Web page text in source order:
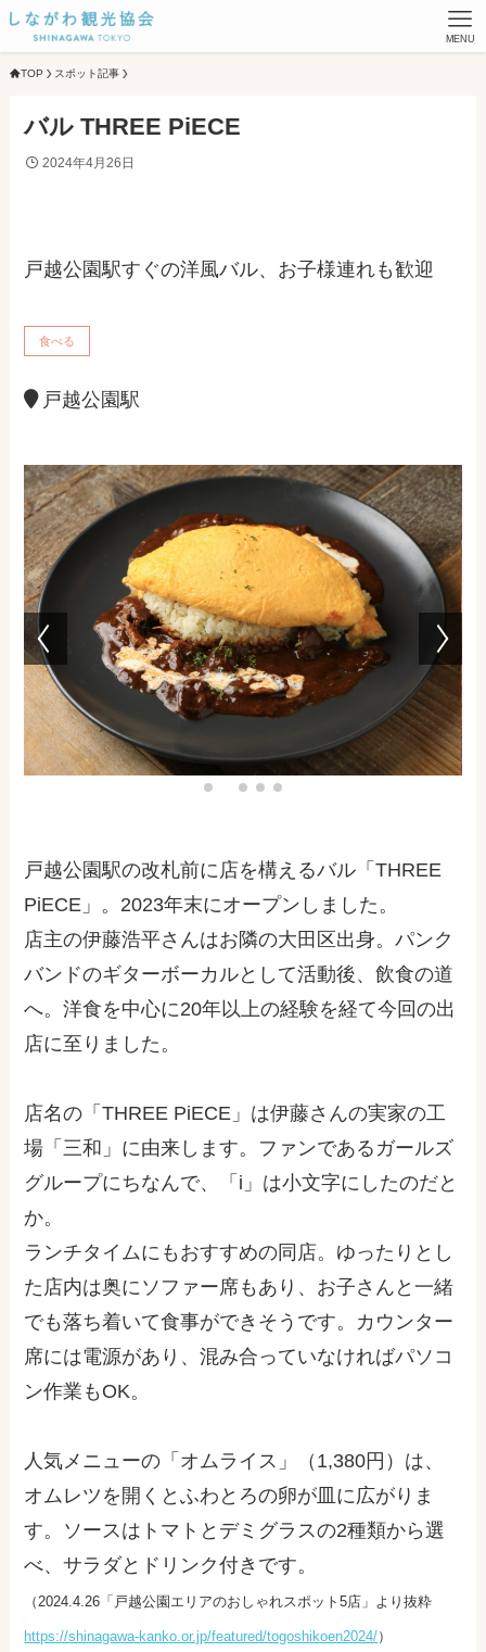
MENU
TOP スポット記事
バル THREE PiECE
2024年4月26日
戸越公園駅すぐの洋風バル、お子様連れも歓迎
食べる
戸越公園駅
戸越公園駅の改札前に店を構えるバル「THREE
PiECE」。2023年末にオープンしました。
店主の伊藤浩平さんはお隣の大田区出身。パンク
バンドのギターボーカルとして活動後、飲食の道
へ。洋食を中心に20年以上の経験を経て今回の出
店に至りました。
店名の「THREE PiECE」は伊藤さんの実家の工
場「三和」に由来します。ファンであるガールズ
グループにちなんで、「i」は小文字にしたのだと
か。
ランチタイムにもおすすめの同店。ゆったりとし
た店内は奥にソファー席もあり、お子さんと一緒
でも落ち着いて食事ができそうです。カウンター
席には電源があり、混み合っていなければパソコ
ン作業もOK。
人気メニューの「オムライス」（1,380円）は、
オムレツを開くとふわとろの卵が皿に広がりま
す。ソースはトマトとデミグラスの2種類から選
べ、サラダとドリンク付きです。
（2024.4.26「戸越公園エリアのおしゃれスポット5店」より抜粋
https://shinagawa-kanko.or.jp/featured/togoshikoen2024/）